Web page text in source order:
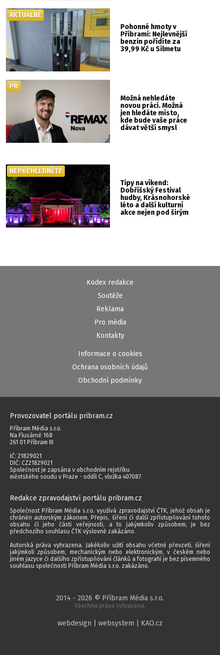
Pohonné hmoty v
Příbrami: Nejlevnější
benzin pořídíte za
39,99 Kč u Silmetu
AKTUÁLNĚ
Možná nehledáte
novou práci. Možná
jen hledáte místo,
kde bude vaše práce
dávat větší smysl
PR
Tipy na víkend:
Dobříšský Festival
hudby, Krásnohorské
léto a další kulturní
akce nejen pod širým
NEPŘEHLÉDNĚTE
Kodex redakce
Soutěže
Reklama
Pro média
Kontakty
Informace o cookies
Ochrana osobních údajů
Obchodní podmínky
Provozovatel portálu pribram.cz
Příbram Média s.r.o.
Na Flusárně 168
261 01 Příbram III
IČ: 21829021
DIČ: CZ21829021
Společnost je zapsána v obchodním rejstříku
městského soudu v Praze - oddíl C, vložka 407087.
Redakce zpravodajství portálu pribram.cz
Společnost Příbram Média s.r.o. využívá zpravodajství ČTK, jehož obsah je
chráněn autorským zákonem. Přepis, šíření či další zpřístupňování tohoto
obsahu či jeho části veřejnosti, a to jakýmkoliv způsobem, je bez
předchozího souhlasu ČTK výslovně zakázáno.
Autorská práva vyhrazena. Jakékoliv užití obsahu včetně převzetí, šíření
jakýmkoli způsobem, mechanickým nebo elektronickým, v českém nebo
jiném jazyce či dalšího zpřístupňování článků a fotografií je bez písemného
souhlasu společnosti Příbram Média s.r.o. zakázáno.
2014 - 2026 © Příbram Média s.r.o.
Všechna práva vyhrazena.
webdesign | websystem | KAO.cz